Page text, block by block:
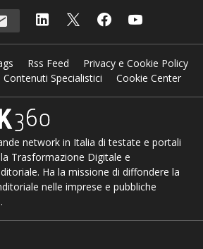
Rss Feed
Privacy e Cookie Policy
Specialistici
Cookie Center
network in Italia di testate e portali
Trasformazione Digitale e
Ha la missione di diffondere la
nelle imprese e pubbliche